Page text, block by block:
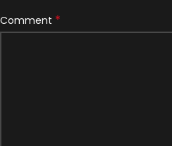
Comment *